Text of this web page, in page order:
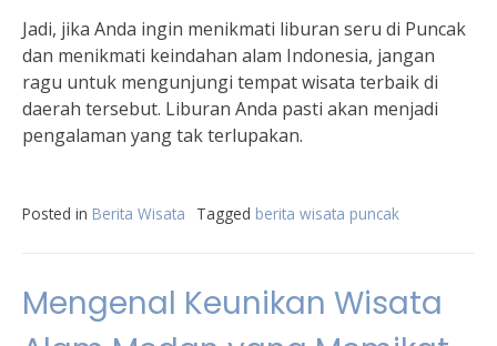
Jadi, jika Anda ingin menikmati liburan seru di Puncak
dan menikmati keindahan alam Indonesia, jangan
ragu untuk mengunjungi tempat wisata terbaik di
daerah tersebut. Liburan Anda pasti akan menjadi
pengalaman yang tak terlupakan.
Posted in Berita Wisata Tagged berita wisata puncak
Mengenal Keunikan Wisata